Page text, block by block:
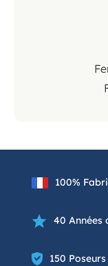
100%
40 Années
150